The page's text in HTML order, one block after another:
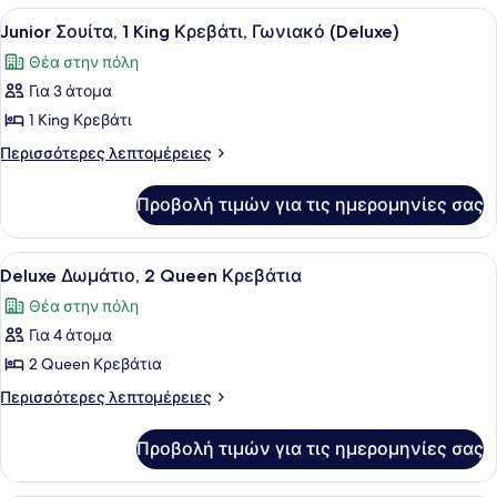
στην
Πόλη
King
Κρεβάτι,
Θέα
στην
Προβολή
όλων
των
φωτογραφιών
για
Junior
King
Κρεβάτι,
Γωνιακό
(Deluxe)
Ένα δωμάτιο ξενοδοχείου με ένα
8
Junior Σουίτα, 1 King Κρεβάτι, Γωνιακό (Deluxe)
Θέα στην πόλη
Για 3 άτομα
1 King Κρεβάτι
Περισσότερες λεπτομέρειες
Περισσότερες
Σουίτα,
King
Γωνιακό
(Deluxe)
Προβολή τιμών για τις ημερομηνίες σας
Προβολή
όλων
των
φωτογραφιών
για
Deluxe
Queen
Deluxe Δωμάτιο, 2 Queen
7
Deluxe Δωμάτιο, 2 Queen Κρεβάτια
Θέα στην πόλη
Για 4 άτομα
2 Queen Κρεβάτια
Περισσότερες λεπτομέρειες
Περισσότερες
Δωμάτιο,
Προβολή τιμών για τις ημερομηνίες σας